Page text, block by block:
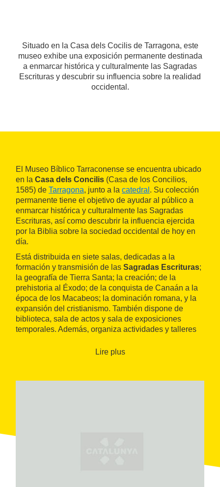
Situado en la Casa dels Cocilis de Tarragona, este
museo exhibe una exposición permanente destinada
a enmarcar histórica y culturalmente las Sagradas
Escrituras y descubrir su influencia sobre la realidad
occidental.
El Museo Bíblico Tarraconense se encuentra ubicado
en la Casa dels Concilis (Casa de los Concilios,
1585) de Tarragona, junto a la catedral . Su colección
permanente tiene el objetivo de ayudar al público a
enmarcar histórica y culturalmente las Sagradas
Escrituras, así como descubrir la influencia ejercida
por la Biblia sobre la sociedad occidental de hoy en
día.
Está distribuida en siete salas, dedicadas a la
formación y transmisión de las Sagradas Escrituras;
la geografía de Tierra Santa; la creación; de la
prehistoria al Éxodo; de la conquista de Canaán a la
época de los Macabeos; la dominación romana, y la
expansión del cristianismo. También dispone de
biblioteca, sala de actos y sala de exposiciones
temporales. Además, organiza actividades y talleres
Lire plus